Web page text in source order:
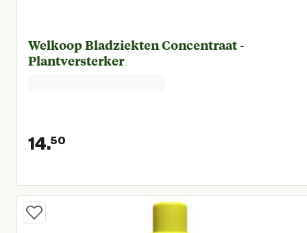
Welkoop Bladziekten Concentraat -
Plantversterker
14.50
Huidige prijs € 14,50